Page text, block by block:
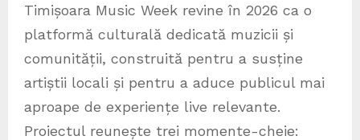
Timișoara Music Week revine în 2026 ca o
platformă culturală dedicată muzicii și
comunității, construită pentru a susține
artiștii locali și pentru a aduce publicul mai
aproape de experiențe live relevante.
Proiectul reunește trei momente-cheie: